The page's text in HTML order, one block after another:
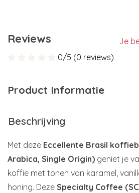
Reviews
Je
0/5 (0 reviews)
Product Informatie
Beschrijving
Met deze Eccellente Brasil
Arabica, Single Origin) geniet je
koffie met tonen van karamel,
honing. Deze Specialty Coffee